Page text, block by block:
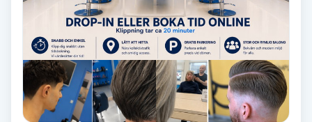
Samtalsterapi
Senioryoga
Shiatsu